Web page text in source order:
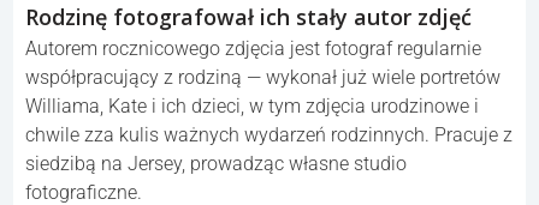
Rodzinę fotografował ich stały autor zdjęć
Autorem rocznicowego zdjęcia jest fotograf regularnie
współpracujący z rodziną — wykonał już wiele portretów
Williama, Kate i ich dzieci, w tym zdjęcia urodzinowe i
chwile zza kulis ważnych wydarzeń rodzinnych. Pracuje z
siedzibą na Jersey, prowadząc własne studio
fotograficzne.